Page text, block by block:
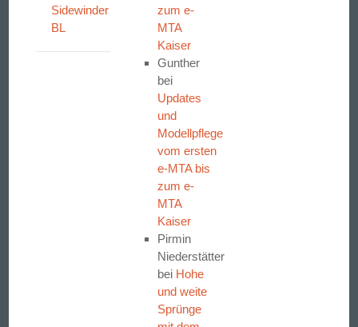
Sidewinder
BL
zum e-
MTA
Kaiser
Gunther
bei
Updates
und
Modellpflege
vom ersten
e-MTA bis
zum e-
MTA
Kaiser
Pirmin
Niederstätter
bei Hohe
und weite
Sprünge